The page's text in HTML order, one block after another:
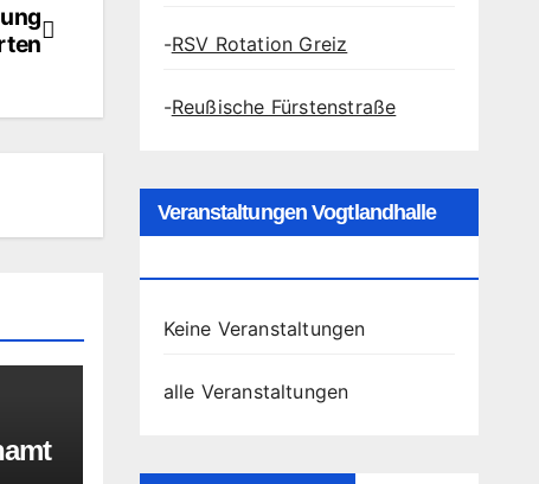
-RSV Rotation Greiz
-Reußische Fürstenstraße
Veranstaltungen Vogtlandhalle
Keine Veranstaltungen
alle Veranstaltungen